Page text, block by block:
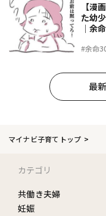
#余命
【漫
た幼
｜余
最
マイナビ子育てトップ
カテゴリ
共働き夫婦
妊娠